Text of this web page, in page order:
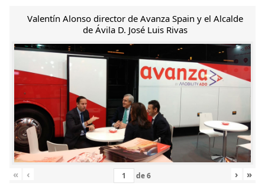
Valentín Alonso director de Avanza Spain y el Alcalde
de Ávila D. José Luis Rivas
« ‹ de6 › »